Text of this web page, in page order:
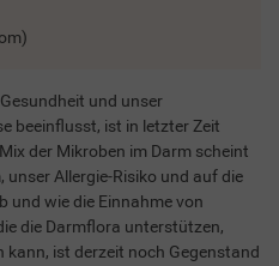
und unser
beeinflusst, ist in letzter Zeit
der Mikroben im Darm scheint
Allergie-Risiko und auf die
und wie die Einnahme von
die Darmflora unterstützen,
ist derzeit noch Gegenstand